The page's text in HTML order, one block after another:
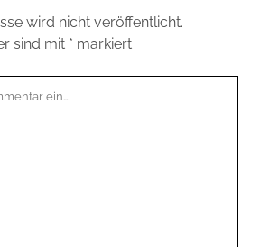
wird nicht veröffentlicht.
sind mit * markiert